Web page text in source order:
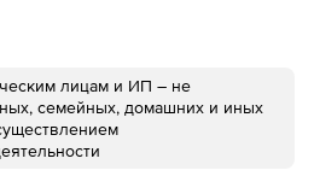
лицам и ИП – не
семейных, домашних и иных